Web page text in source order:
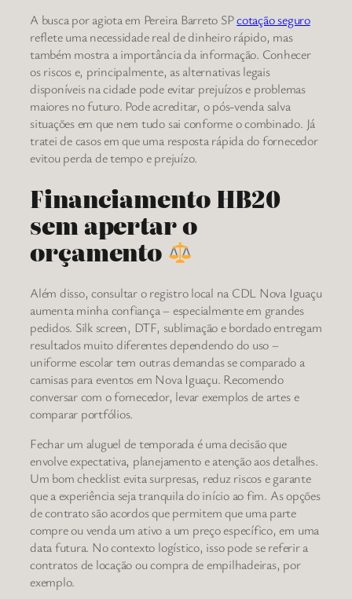
A busca por agiota em Pereira Barreto SPcotação seguro
reflete uma necessidade real de dinheiro rápido, mas
também mostra a importância da informação. Conhecer
os riscos e, principalmente, as alternativas legais
disponíveis na cidade pode evitar prejuízos e problemas
maiores no futuro. Pode acreditar, o pós-venda salva
situações em que nem tudo sai conforme o combinado. Já
tratei de casos em que uma resposta rápida do fornecedor
evitou perda de tempo e prejuízo.
Financiamento HB20
sem apertar o
orçamento
Além disso, consultar o registro local na CDL Nova Iguaçu
aumenta minha confiança – especialmente em grandes
pedidos. Silk screen, DTF, sublimação e bordado entregam
resultados muito diferentes dependendo do uso –
uniforme escolar tem outras demandas se comparado a
camisas para eventos em Nova Iguaçu. Recomendo
conversar com o fornecedor, levar exemplos de artes e
comparar portfólios.
Fechar um aluguel de temporada é uma decisão que
envolve expectativa, planejamento e atenção aos detalhes.
Um bom checklist evita surpresas, reduz riscos e garante
que a experiência seja tranquila do início ao fim. As opções
de contrato são acordos que permitem que uma parte
compre ou venda um ativo a um preço específico, em uma
data futura. No contexto logístico, isso pode se referir a
contratos de locação ou compra de empilhadeiras, por
exemplo.